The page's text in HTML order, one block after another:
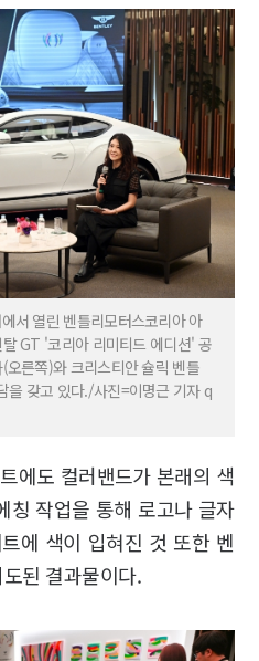
서 열린 벤틀리모터스코리아 아
GT '코리아 리미티드 에디션' 공
른쪽)와 크리스티안 슐릭 벤틀
을 갖고 있다./사진=이명근 기자 q
에도 컬러밴드가 본래의 색
칭 작업을 통해 로고나 글자
에 색이 입혀진 것 또한 벤
된 결과물이다.